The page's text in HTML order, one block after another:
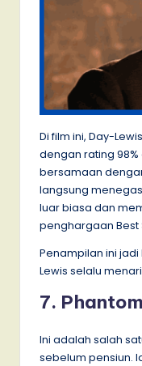
Di film ini, Day-
dengan rating 98%
bersamaan
langsung
luar biasa dan
penghargaan Best
Penampilan ini
Lewis selalu
7.
Ini adalah salah
sebelum pensiun.